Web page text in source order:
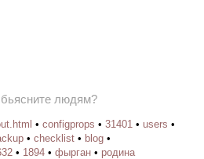
людям?
• configprops • 31401 • users •
• checklist • blog •
• 1894 • фырган • родина